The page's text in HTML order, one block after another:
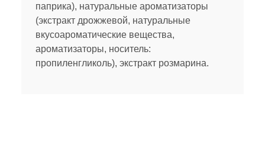
паприка), натуральные ароматизаторы
(экстракт дрожжевой, натуральные
вкусоароматические вещества,
ароматизаторы, носитель:
пропиленгликоль), экстракт розмарина.